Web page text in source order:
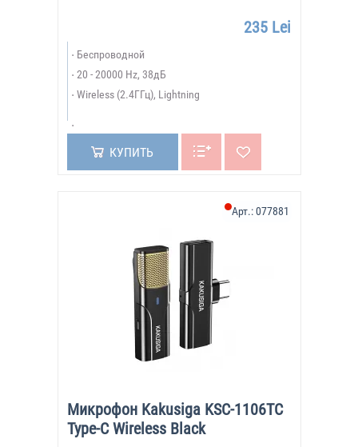
235 Lei
Беспроводной
20 - 20000 Hz, 38дБ
Wireless (2.4ГГц), Lightning
КУПИТЬ
Микрофон Kakusiga KSC-1106TC
Type-C Wireless Black
Арт.:077881